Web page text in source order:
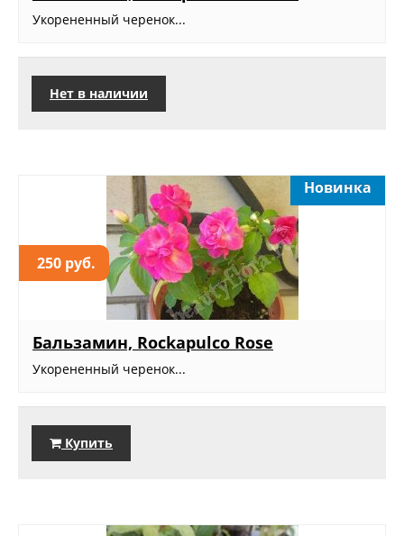
Укорененный черенок...
Нет в наличии
250 руб.
Новинка
Бальзамин, Rockapulco Rose
Укорененный черенок...
Купить